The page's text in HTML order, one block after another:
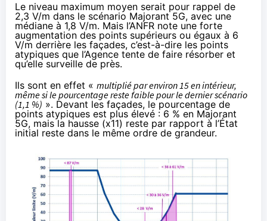
Le niveau maximum moyen serait pour rappel de
2,3 V/m dans le scénario Majorant 5G, avec une
médiane à 1,8 V/m. Mais l’ANFR note une forte
augmentation des points supérieurs ou égaux à 6
V/m derrière les façades, c’est-à-dire les points
atypiques que l’Agence tente de faire résorber et
qu’elle surveille de près.
Ils sont en effet « multiplié par environ 15 en intérieur,
même si le pourcentage reste faible pour le dernier scénario
(1,1 %) ». Devant les façades, le pourcentage de
points atypiques est plus élevé : 6 % en Majorant
5G, mais la hausse (x11) reste par rapport à l’État
initial reste dans le même ordre de grandeur.